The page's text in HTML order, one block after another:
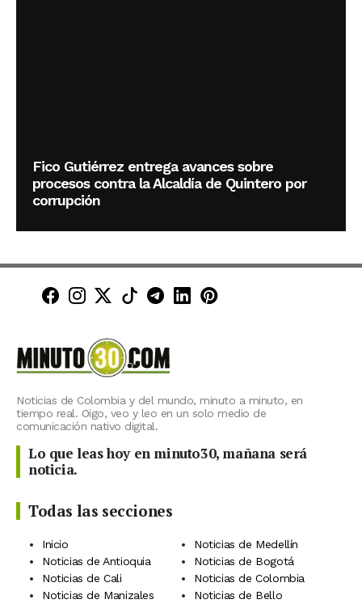
Fico Gutiérrez entrega avances sobre
procesos contra la Alcaldía de Quintero por
corrupción
Minuto30 en Facebook
Minuto30 en Instagram
Minuto30 en X (Twitter)
Minuto30 en TikTok
Canal de Minuto30 en
Minuto30 en LinkedIn
Minuto30 en
Noticias de Colombia y del mundo, minuto a minuto, en
tiempo real. Oigo, veo y leo en un solo medio de
comunicación nativo digital.
Lo que leas hoy en minuto30, mañana será
noticia.
Todas las secciones
Inicio
Noticias de Medellín
Noticias de Antioquia
Noticias de Bogotá
Noticias de Cali
Noticias de Colombia
Noticias de Manizales
Noticias de Bello